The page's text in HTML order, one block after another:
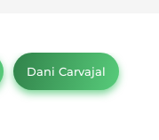
Dani Carvajal